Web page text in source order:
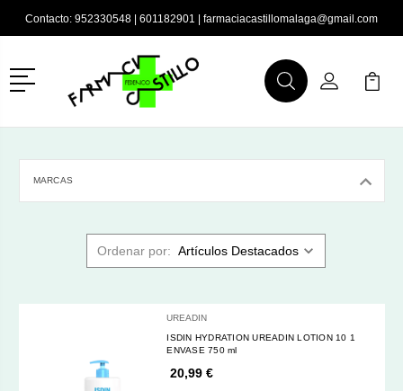
Contacto: 952330548 | 601182901 | farmaciacastillomalaga@gmail.com
Menú
BuscarMi Cuenta
Mi
MARCAS
Ordenar por:
UREADIN
ISDIN HYDRATION UREADIN LOTION 10 1
ENVASE 750 ml
20,99 €